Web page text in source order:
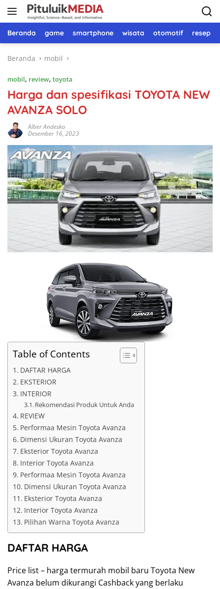
Langsung
Beranda game smartphone wisata otomotif resep
Beranda mobil
mobil, review, toyota
Harga dan spesifikasi TOYOTA NEW
AVANZA SOLO
Alber Andesko
Desember 16, 2023
Table of Contents
DAFTAR HARGA
EKSTERIOR
INTERIOR
Rekomendasi Produk Untuk Anda
REVIEW
Performaa Mesin Toyota Avanza
Dimensi Ukuran Toyota Avanza
Eksterior Toyota Avanza
Interior Toyota Avanza
Performaa Mesin Toyota Avanza
Dimensi Ukuran Toyota Avanza
Eksterior Toyota Avanza
Interior Toyota Avanza
Pilihan Warna Toyota Avanza
DAFTAR HARGA
Price list – harga termurah mobil baru Toyota New
Avanza belum dikurangi Cashback yang berlaku